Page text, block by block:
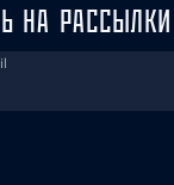
НА